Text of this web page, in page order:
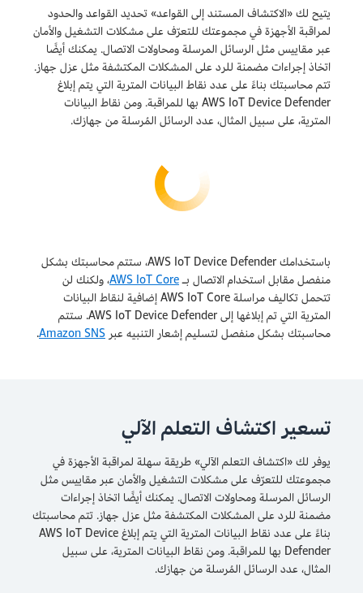
يتيح لك «الاكتشاف المستند إلى القواعد» تحديد القواعد والحدود
لمراقبة الأجهزة في مجموعتك للتعرّف على مشكلات التشغيل والأمان
عبر مقاييس مثل الرسائل المرسلة ومحاولات الاتصال. يمكنك أيضًا
اتخاذ إجراءات مضمنة للرد على المشكلات المكتشفة مثل عزل جهاز.
تتم محاسبتك بناءً على عدد نقاط البيانات المترية التي يتم إبلاغ
AWS IoT Device Defender بها للمراقبة. ومن نقاط البيانات
المترية، على سبيل المثال، عدد الرسائل المُرسلة من جهازك.
باستخدامك AWS IoT Device Defender، ستتم محاسبتك بشكل
منفصل مقابل استخدام الاتصال بـAWS IoT Core، ولكنك لن
تتحمل تكاليف مراسلة AWS IoT Core إضافية لنقاط البيانات
المترية التي تم إبلاغها إلى AWS IoT Device Defender. ستتم
محاسبتك بشكل منفصل لتسليم إشعار التنبيه عبر Amazon SNS
.
تسعير اكتشاف التعلم الآلي
يوفر لك «اكتشاف التعلم الآلي» طريقة سهلة لمراقبة الأجهزة في
مجموعتك للتعرّف على مشكلات التشغيل والأمان عبر مقاييس مثل
الرسائل المرسلة ومحاولات الاتصال. يمكنك أيضًا اتخاذ إجراءات
مضمنة للرد على المشكلات المكتشفة مثل عزل جهاز. تتم محاسبتك
بناءً على عدد نقاط البيانات المترية التي يتم إبلاغ AWS IoT Device
Defender بها للمراقبة. ومن نقاط البيانات المترية، على سبيل
المثال، عدد الرسائل المُرسلة من جهازك.